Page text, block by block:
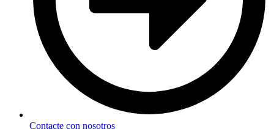
Contacte con nosotros